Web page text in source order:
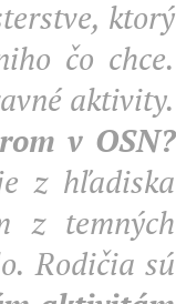
ktorý
čo chce.
aktivity.
v OSN?
z hľadiska
z temných
Rodičia sú